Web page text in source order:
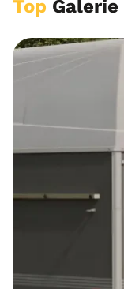
Top Galerie